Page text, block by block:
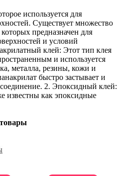
используется для
Существует множество
предназначен для
и условий
клей: Этот тип клея
и используется
металла, резины, кожи и
быстро застывает и
2. Эпоксидный клей:
известны как эпоксидные